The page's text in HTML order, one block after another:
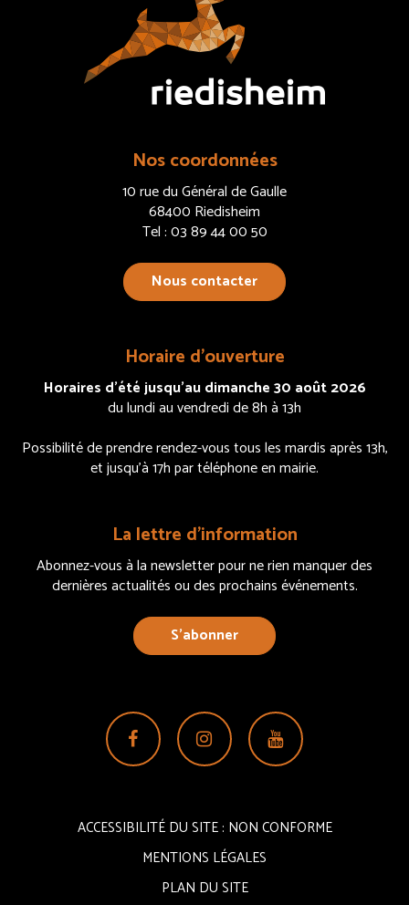
Nos coordonnées
10 rue du Général de Gaulle
68400 Riedisheim
Tel : 03 89 44 00 50
Nous contacter
Horaire d’ouverture
Horaires d’été jusqu’au dimanche 30 août 2026
du lundi au vendredi de 8h à 13h
Possibilité de prendre rendez-vous tous les mardis après 13h,
et jusqu’à 17h par téléphone en mairie.
La lettre d’information
Abonnez-vous à la newsletter pour ne rien manquer des
dernières actualités ou des prochains événements.
S’abonner
Lien
vers
compte
Facebook
Lien
vers
compte
Instagram
Lien
vers
chaîne
ACCESSIBILITÉ DU SITE : NON CONFORME
MENTIONS LÉGALES
PLAN DU SITE